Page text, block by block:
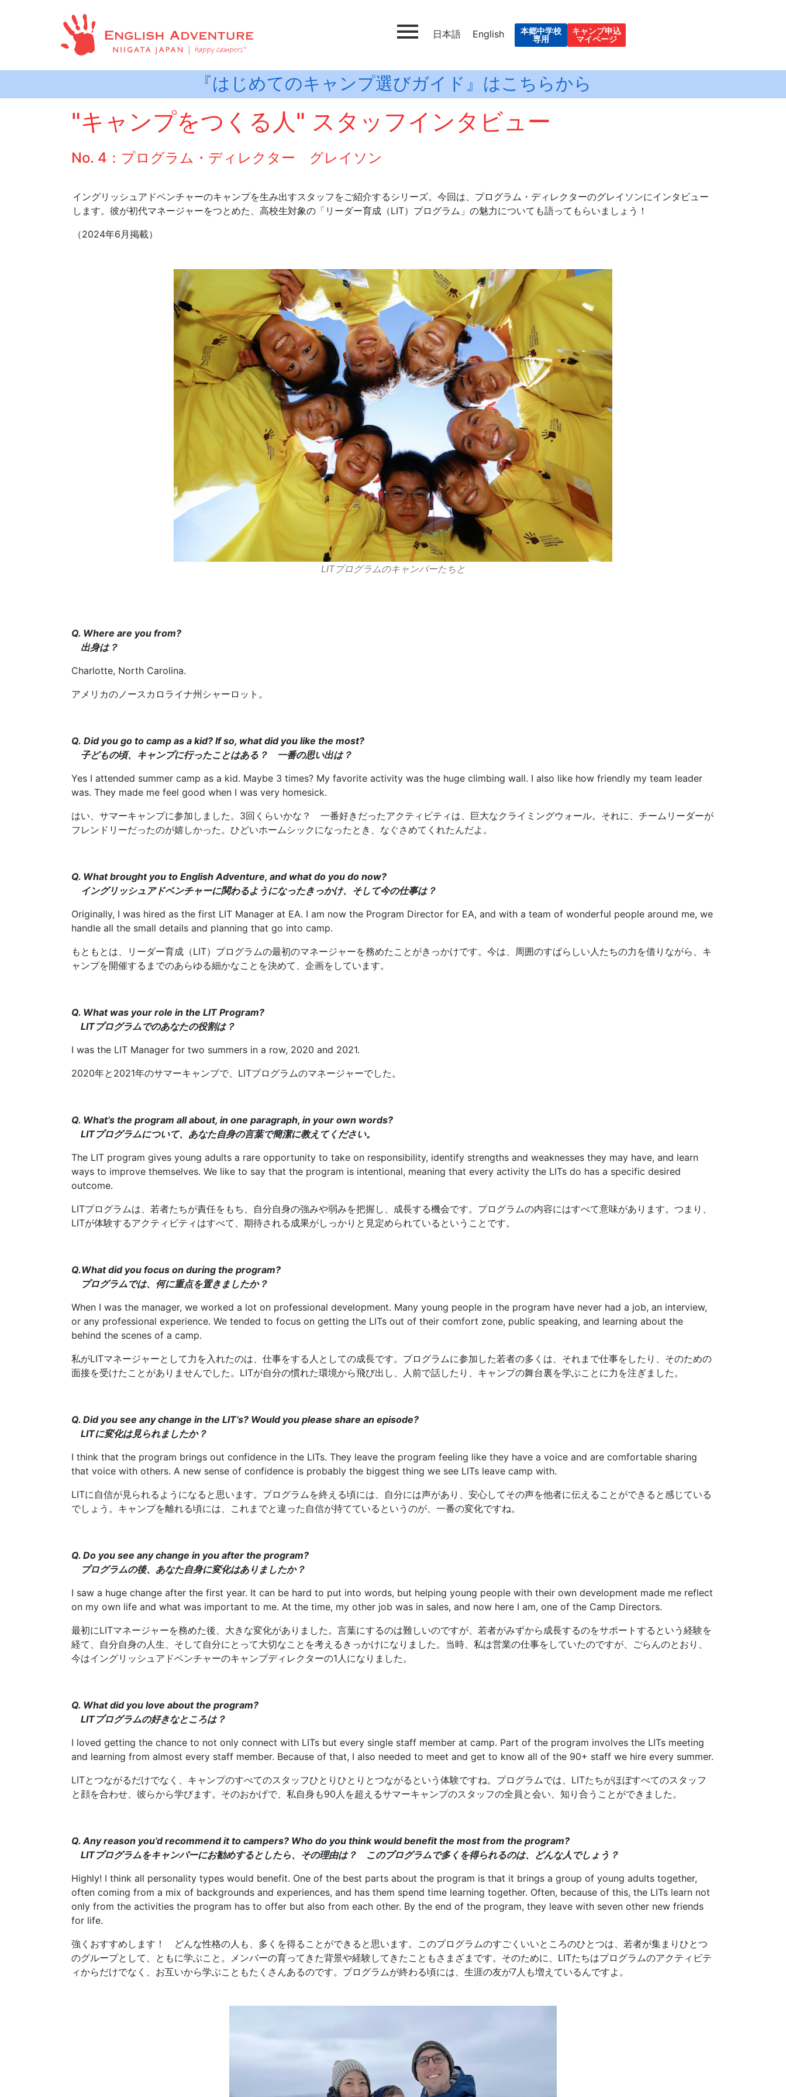
日本語 English
本郷中学校
専用
キャンプ申込
マイページ
『はじめてのキャンプ選びガイド』はこちらから
"キャンプをつくる人" スタッフインタビュー
No. 4：プログラム・ディレクター グレイソン
イングリッシュアドベンチャーのキャンプを生み出すスタッフをご紹介するシリーズ。今回は、プログラム・ディレクターのグレイソンにインタビュー
します。彼が初代マネージャーをつとめた、高校生対象の「リーダー育成（LIT）プログラム」の魅力についても語ってもらいましょう！
（2024年6月掲載）
LITプログラムのキャンパーたちと
Q. Where are you from?
出身は？
Charlotte, North Carolina.
アメリカのノースカロライナ州シャーロット。
Q. Did you go to camp as a kid? If so, what did you like the most?
子どもの頃、キャンプに行ったことはある？ 一番の思い出は？
Yes I attended summer camp as a kid. Maybe 3 times? My favorite activity was the huge climbing wall. I also like how friendly my team leader
was. They made me feel good when I was very homesick.
はい、サマーキャンプに参加しました。3回くらいかな？ 一番好きだったアクティビティは、巨大なクライミングウォール。それに、チームリーダーが
フレンドリーだったのが嬉しかった。ひどいホームシックになったとき、なぐさめてくれたんだよ。
Q. What brought you to English Adventure, and what do you do now?
イングリッシュアドベンチャーに関わるようになったきっかけ、そして今の仕事は？
Originally, I was hired as the first LIT Manager at EA. I am now the Program Director for EA, and with a team of wonderful people around me, we
handle all the small details and planning that go into camp.
もともとは、リーダー育成（LIT）プログラムの最初のマネージャーを務めたことがきっかけです。今は、周囲のすばらしい人たちの力を借りながら、キ
ャンプを開催するまでのあらゆる細かなことを決めて、企画をしています。
Q. What was your role in the LIT Program?
LITプログラムでのあなたの役割は？
I was the LIT Manager for two summers in a row, 2020 and 2021.
2020年と2021年のサマーキャンプで、LITプログラムのマネージャーでした。
Q. What’s the program all about, in one paragraph, in your own words?
LITプログラムについて、あなた自身の言葉で簡潔に教えてください。
The LIT program gives young adults a rare opportunity to take on responsibility, identify strengths and weaknesses they may have, and learn
ways to improve themselves. We like to say that the program is intentional, meaning that every activity the LITs do has a specific desired
outcome.
LITプログラムは、若者たちが責任をもち、自分自身の強みや弱みを把握し、成長する機会です。プログラムの内容にはすべて意味があります。つまり、
LITが体験するアクティビティはすべて、期待される成果がしっかりと見定められているということです。
Q.What did you focus on during the program?
プログラムでは、何に重点を置きましたか？
When I was the manager, we worked a lot on professional development. Many young people in the program have never had a job, an interview,
or any professional experience. We tended to focus on getting the LITs out of their comfort zone, public speaking, and learning about the
behind the scenes of a camp.
私がLITマネージャーとして力を入れたのは、仕事をする人としての成長です。プログラムに参加した若者の多くは、それまで仕事をしたり、そのための
面接を受けたことがありませんでした。LITが自分の慣れた環境から飛び出し、人前で話したり、キャンプの舞台裏を学ぶことに力を注ぎました。
Q. Did you see any change in the LIT’s? Would you please share an episode?
LITに変化は見られましたか？
I think that the program brings out confidence in the LITs. They leave the program feeling like they have a voice and are comfortable sharing
that voice with others. A new sense of confidence is probably the biggest thing we see LITs leave camp with.
LITに自信が見られるようになると思います。プログラムを終える頃には、自分には声があり、安心してその声を他者に伝えることができると感じている
でしょう。キャンプを離れる頃には、これまでと違った自信が持てているというのが、一番の変化ですね。
Q. Do you see any change in you after the program?
プログラムの後、あなた自身に変化はありましたか？
I saw a huge change after the first year. It can be hard to put into words, but helping young people with their own development made me reflect
on my own life and what was important to me. At the time, my other job was in sales, and now here I am, one of the Camp Directors.
最初にLITマネージャーを務めた後、大きな変化がありました。言葉にするのは難しいのですが、若者がみずから成長するのをサポートするという経験を
経て、自分自身の人生、そして自分にとって大切なことを考えるきっかけになりました。当時、私は営業の仕事をしていたのですが、ごらんのとおり、
今はイングリッシュアドベンチャーのキャンプディレクターの1人になりました。
Q. What did you love about the program?
LITプログラムの好きなところは？
I loved getting the chance to not only connect with LITs but every single staff member at camp. Part of the program involves the LITs meeting
and learning from almost every staff member. Because of that, I also needed to meet and get to know all of the 90+ staff we hire every summer.
LITとつながるだけでなく、キャンプのすべてのスタッフひとりひとりとつながるという体験ですね。プログラムでは、LITたちがほぼすべてのスタッフ
と顔を合わせ、彼らから学びます。そのおかげで、私自身も90人を超えるサマーキャンプのスタッフの全員と会い、知り合うことができました。
Q. Any reason you’d recommend it to campers? Who do you think would benefit the most from the program?
LITプログラムをキャンパーにお勧めするとしたら、その理由は？ このプログラムで多くを得られるのは、どんな人でしょう？
Highly! I think all personality types would benefit. One of the best parts about the program is that it brings a group of young adults together,
often coming from a mix of backgrounds and experiences, and has them spend time learning together. Often, because of this, the LITs learn not
only from the activities the program has to offer but also from each other. By the end of the program, they leave with seven other new friends
for life.
強くおすすめします！ どんな性格の人も、多くを得ることができると思います。このプログラムのすごくいいところのひとつは、若者が集まりひとつ
のグループとして、ともに学ぶこと。メンバーの育ってきた背景や経験してきたこともさまざまです。そのために、LITたちはプログラムのアクティビテ
ィからだけでなく、お互いから学ぶこともたくさんあるのです。プログラムが終わる頃には、生涯の友が7人も増えているんですよ。